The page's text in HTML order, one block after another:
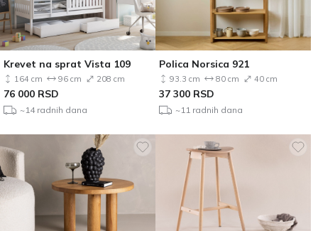
Krevet na sprat Vista 109
164 cm 96 cm 208 cm
76 000 RSD
~14 radnih dana
Polica Norsica 921
93.3 cm 80 cm 40 cm
37 300 RSD
~11 radnih dana